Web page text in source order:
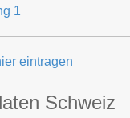
Schweiz